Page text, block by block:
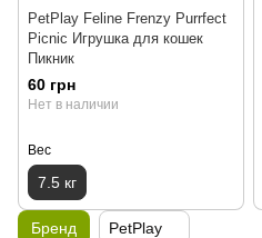
PetPlay Feline Frenzy Purrfect
Picnic Игрушка для кошек
Пикник
60 грн
Нет в наличии
Вес
7.5 кг
Бренд PetPlay